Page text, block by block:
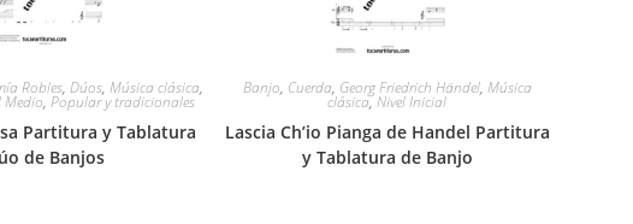
Robles, Dúos, Música clásica,
Medio, Popular y tradicionales
Partitura y Tablatura
de Banjos
Banjo, Cuerda, Georg Friedrich Händel, Música
clásica,Nivel Inicial
Lascia Ch’io Pianga de Handel Partitura
y Tablatura de Banjo